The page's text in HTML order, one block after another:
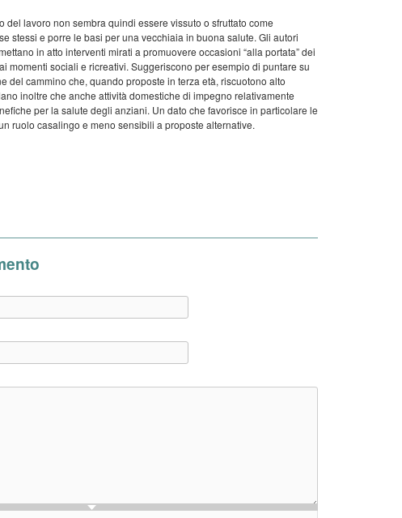
del lavoro non sembra quindi essere vissuto o sfruttato come
stessi e porre le basi per una vecchiaia in buona salute. Gli autori
in atto interventi mirati a promuovere occasioni “alla portata” dei
momenti sociali e ricreativi. Suggeriscono per esempio di puntare su
del cammino che, quando proposte in terza età, riscuotono alto
inoltre che anche attività domestiche di impegno relativamente
per la salute degli anziani. Un dato che favorisce in particolare le
ruolo casalingo e meno sensibili a proposte alternative.